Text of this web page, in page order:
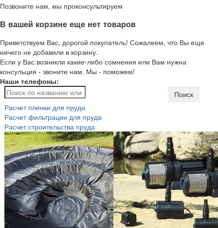
Позвоните нам, мы проконсультируем
В вашей корзине еще нет товаров
Приветствуем Вас, дорогой покупатель! Сожалеем, что Вы еще
ничего не добавили в корзину.
Если у Вас возникли какие-либо сомнения или Вам нужна
консульция - звоните нам. Мы - поможем!
Наши телефоны:
Поиск
Расчет пленки для пруда
Расчет фильтрации для пруда
Расчет строительства пруда